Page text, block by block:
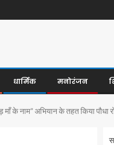
धार्मिक मनोरंजन
के नाम” अभियान के तहत किया पौधा